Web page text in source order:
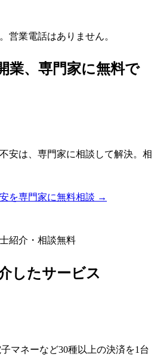
営業電話はありません。
業、専門家に無料で
安は、専門家に相談して解決。相
を専門家に無料相談 →
紹介・相談無料
したサービス
マネーなど30種以上の決済を1台